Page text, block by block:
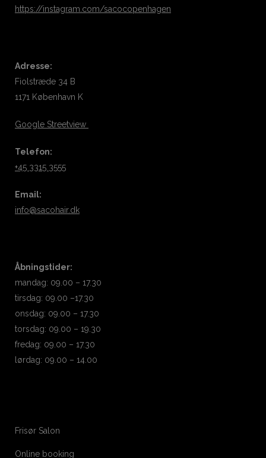
https://instagram.com/sacocopenhagen
Adresse:
Fiolstræde 34 B
1171 København K
Google Streetview
Telefon:
+45 3315 3555
Email:
info@sacohair.dk
Åbningstider:
mandag: 09.00 – 17.30
tirsdag: 09.00 –17.30
onsdag: 09.00 – 17.30
torsdag: 09.00 – 19.30
fredag: 09.00 – 17.30
lørdag: 09.00 – 14.00
Frisør Salon
Online booking